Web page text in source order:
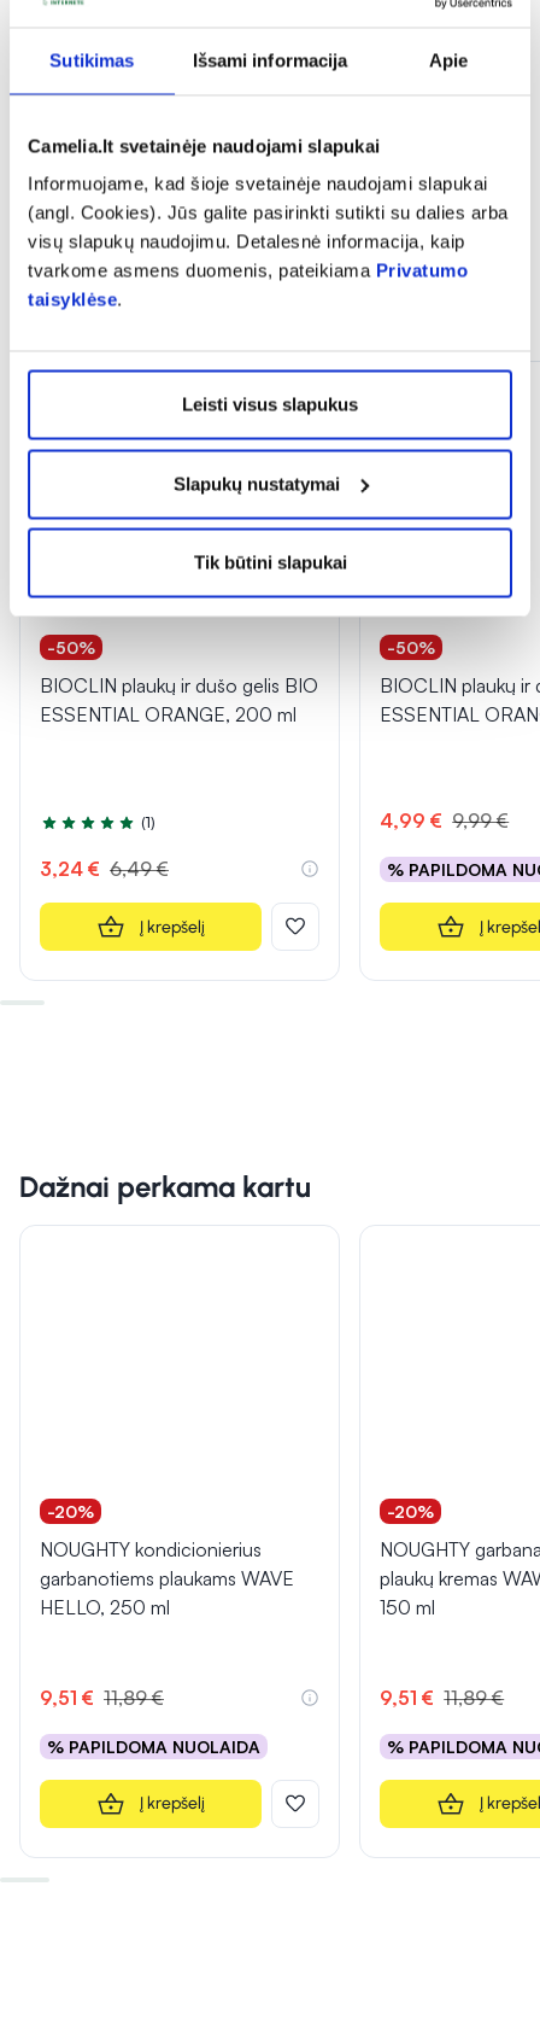
Sutikimas Išsami informacija Apie
Camelia.lt svetainėje naudojami slapukai
Informuojame, kad šioje svetainėje naudojami slapukai
(angl. Cookies). Jūs galite pasirinkti sutikti su dalies arba
visų slapukų naudojimu. Detalesnė informacija, kaip
tvarkome asmens duomenis, pateikiama Privatumo
taisyklėse.
Leisti visus slapukus
Slapukų nustatymai
Tik būtini slapukai
Vartojimas
Atsiliepimai (3)
-50%
BIOCLIN plaukų ir dušo gelis BIO
ESSENTIAL ORANGE, 200 ml
Įvertinimas 5.0 iš 5
(1)
3,24 € 6,49 €
Į krepšelį
-50%
BIOCLIN plaukų ir
ESSENTIAL
4,99 € 9,99 €
% PAPILDOMA
Į
Dažnai perkama kartu
-20%
NOUGHTY kondicionierius
garbanotiems plaukams WAVE
HELLO, 250 ml
9,51 € 11,89 €
% PAPILDOMA NUOLAIDA
Į krepšelį
-20%
NOUGHTY
plaukų kremas
150 ml
9,51 € 11,89 €
% PAPILDOMA
Į